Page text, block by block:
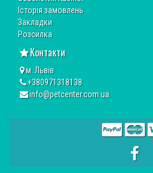
Історія замовлень
Закладки
Розсилка
Контакти
м. Львів
+380971318138
info@petcenter.com.ua